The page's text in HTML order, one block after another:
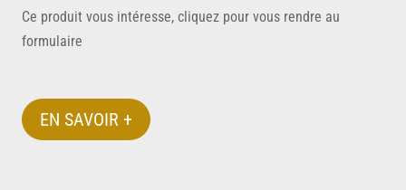
Ce produit vous intéresse, cliquez pour vous rendre au
formulaire
EN SAVOIR +